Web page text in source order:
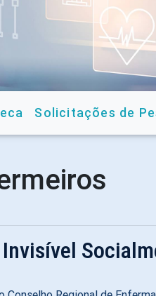
Solicitações de